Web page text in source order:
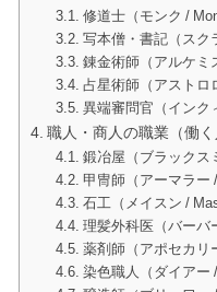
修道士（モンク /
写本僧・書記（スク
錬金術師（アルケミ
占星術師（アストロ
異端審問官（インク
職人・商人の職業（働く
鍛冶屋（ブラックス
甲冑師（アーマラー /
石工（メイスン /
理髪外科医（バーバ
薬剤師（アポセカリ
染色職人（ダイアー /